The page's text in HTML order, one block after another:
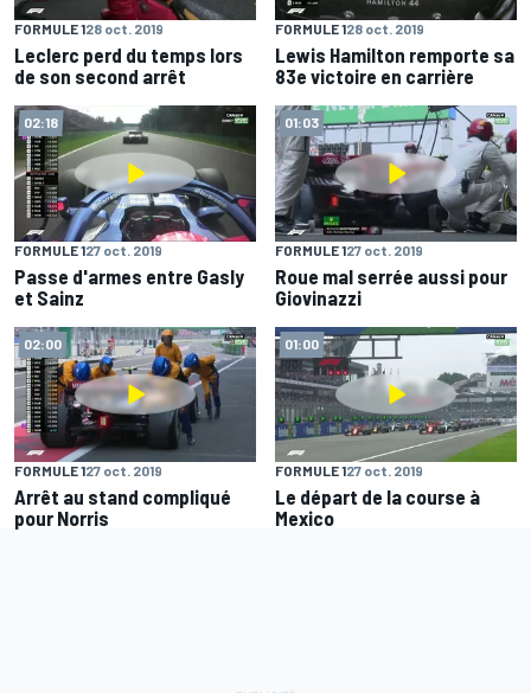
FORMULE 128 oct. 2019
Leclerc perd du temps lors
de son second arrêt
FORMULE 128 oct. 2019
Lewis Hamilton remporte sa
83e victoire en carrière
02:18
FORMULE 127 oct. 2019
Passe d'armes entre Gasly
et Sainz
01:03
FORMULE 127 oct. 2019
Roue mal serrée aussi pour
Giovinazzi
02:00
FORMULE 127 oct. 2019
Arrêt au stand compliqué
pour Norris
01:00
FORMULE 127 oct. 2019
Le départ de la course à
Mexico